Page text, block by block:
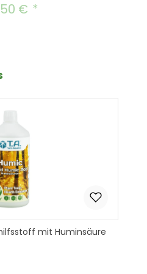
Preis:
€
mit Huminsäure